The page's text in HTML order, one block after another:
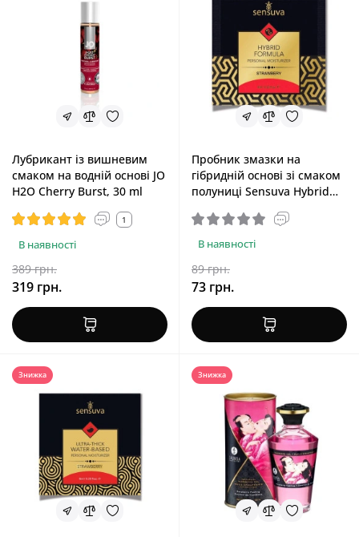
Лубрикант із вишневим
смаком на водній основі JO
H2O Cherry Burst, 30 ml
1
В наявності
389 грн.
319 грн.
Пробник змазки на
гібридній основі зі смаком
полуниці Sensuva Hybrid
В наявності
89 грн.
73 грн.
Знижка Знижка